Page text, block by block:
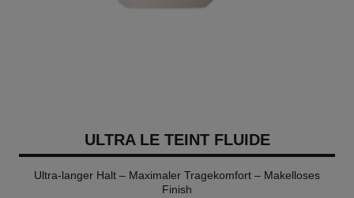
ULTRA LE TEINT FLUIDE
Ultra-langer Halt – Maximaler Tragekomfort – Makelloses
Finish